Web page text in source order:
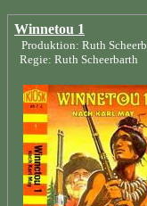
Winnetou 1
Produktion: Ruth
Regie: Ruth Scheerbarth